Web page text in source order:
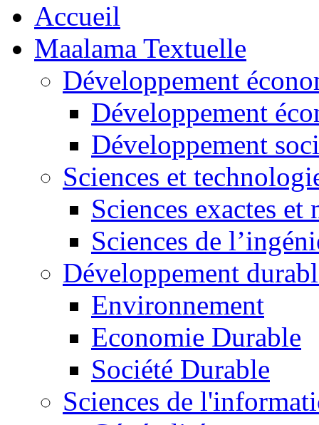
Accueil
Maalama Textuelle
Développement
Développement
Développement
Sciences et
Sciences exactes et
Sciences de
Développement
Environnement
Economie Durable
Société Durable
Sciences de